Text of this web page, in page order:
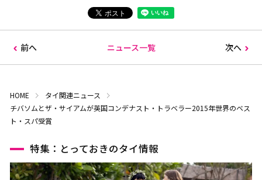
前へ ニュース一覧 次へ
HOME
タイ関連ニュース
チバソムとザ・サイアムが英国コンデナスト・トラベラー2015年世界のベス
ト・スパ受賞
特集：とっておきのタイ情報